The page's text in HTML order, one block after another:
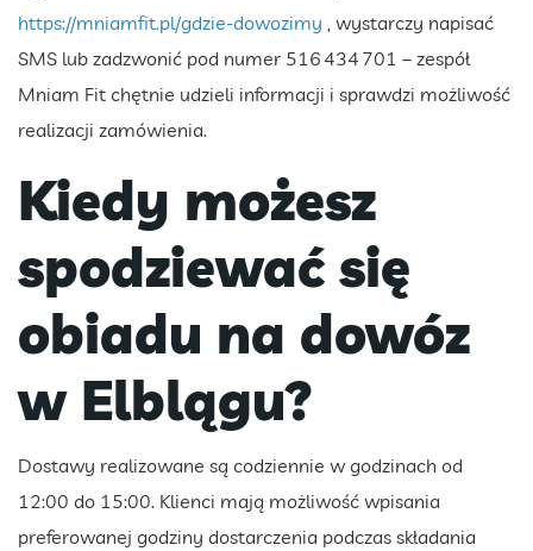
https://mniamfit.pl/gdzie-dowozimy , wystarczy napisać
SMS lub zadzwonić pod numer 516 434 701 – zespół
Mniam Fit chętnie udzieli informacji i sprawdzi możliwość
realizacji zamówienia.
Kiedy możesz
spodziewać się
obiadu na dowóz
w Elblągu?
Dostawy realizowane są codziennie w godzinach od
12:00 do 15:00. Klienci mają możliwość wpisania
preferowanej godziny dostarczenia podczas składania